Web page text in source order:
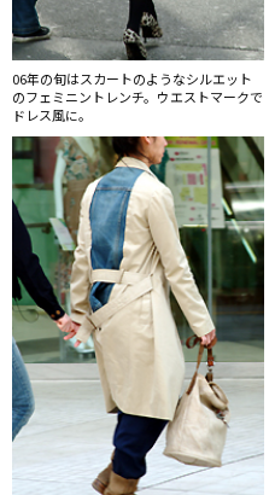
06年の旬はスカートのようなシルエット
のフェミニントレンチ。ウエストマークで
ドレス風に。